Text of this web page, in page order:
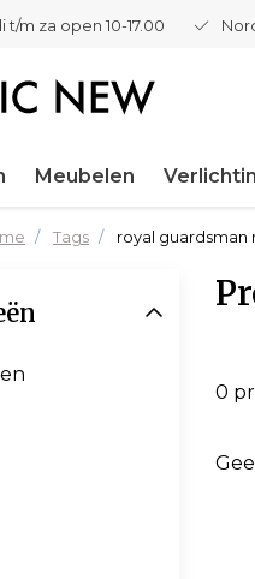
m za open 10-17.00
Meubelen
Tags royal guardsman
0